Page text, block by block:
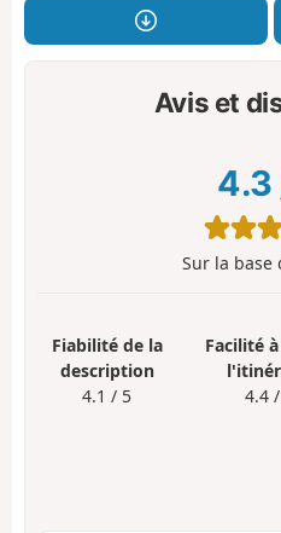
Avis et
4.3
Sur la base
Fiabilité de la
description
4.1 / 5
Facilité
4.4